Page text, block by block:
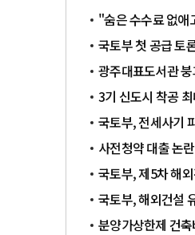
"숨은 수수료 없
국토부 첫 공급 토
광주대표도서관
3기 신도시 착공
국토부, 전세사기
사전청약 대출 논
국토부, 제5차 해
국토부, 해외건설
분양가상한제 건